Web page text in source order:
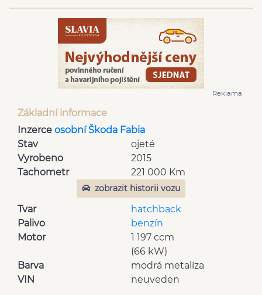
Reklama
Základní informace
Inzerce osobní Škoda Fabia
Stav
ojeté
Vyrobeno
2015
Tachometr
221 000 Km
zobrazit historii vozu
Tvar
hatchback
Palivo
benzín
Motor
1 197 ccm
(66 kW)
Barva
modrá metalíza
VIN
neuveden